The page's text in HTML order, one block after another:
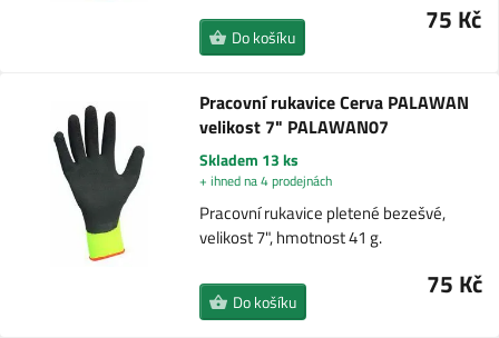
75 Kč
Do košíku
Pracovní rukavice Cerva PALAWAN
velikost 7" PALAWAN07
Skladem 13 ks
+ ihned na 4 prodejnách
Pracovní rukavice pletené bezešvé,
velikost 7", hmotnost 41 g.
75 Kč
Do košíku